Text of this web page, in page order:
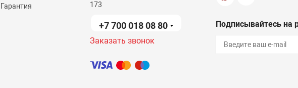
Гарантия
173
+7 700 018 08 80
Заказать звонок
Подписывайтесь на